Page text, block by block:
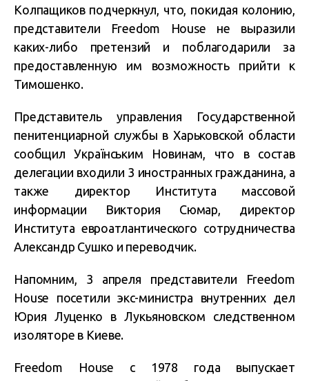
Колпащиков подчеркнул, что, покидая колонию,
представители Freedom House не выразили
каких-либо претензий и поблагодарили за
предоставленную им возможность прийти к
Тимошенко.
Представитель управления Государственной
пенитенциарной службы в Харьковской области
сообщил Українським Новинам, что в состав
делегации входили 3 иностранных гражданина, а
также директор Института массовой
информации Виктория Сюмар, директор
Института евроатлантического сотрудничества
Александр Сушко и переводчик.
Напомним, 3 апреля представители Freedom
House посетили экс-министра внутренних дел
Юрия Луценко в Лукьяновском следственном
изоляторе в Киеве.
Freedom House с 1978 года выпускает